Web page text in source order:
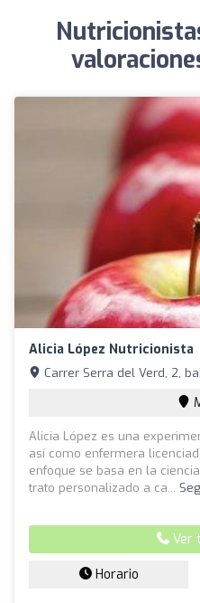
Alicia López Nutricionista
Carrer Serra del Verd, 2,
Alicia López es una
así como enfermera
enfoque se basa en la
trato personalizado a ca...
Ver
Horario